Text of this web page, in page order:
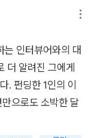
는 인터뷰어와의 대
더 알려진 그에게
. 펀딩한 1인의 이
으로도 소박한 달